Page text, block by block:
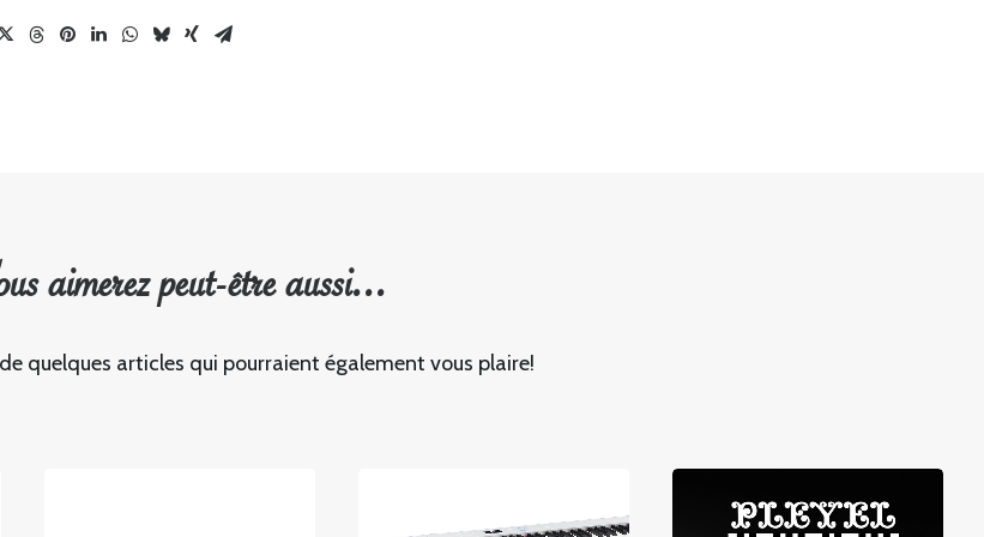
aimerez peut-être aussi...
quelques articles qui pourraient également vous plaire!